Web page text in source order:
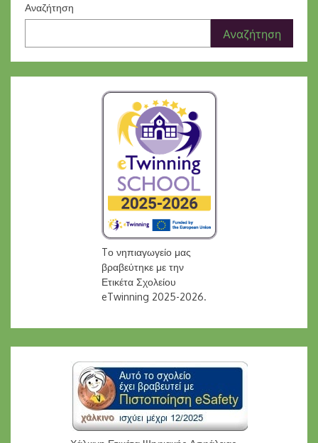
Αναζήτηση
Αναζήτηση
Tο νηπιαγωγείο μας
βραβεύτηκε με την
Ετικέτα Σχολείου
eTwinning 2025-2026.